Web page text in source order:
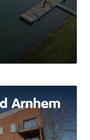
Arnhem